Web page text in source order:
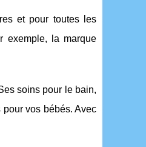
et pour toutes les
exemple, la marque
soins pour le bain,
vos bébés. Avec